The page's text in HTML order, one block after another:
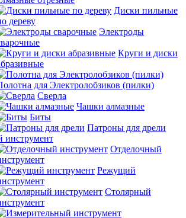
Диски пильные
дереву
Электроды
Круги и диски
для Электролобзиков (пилки)
Сверла
Чашки алмазные
Биты
Патроны для дрели
инструмент
Отделочный
Режущий
Столярный